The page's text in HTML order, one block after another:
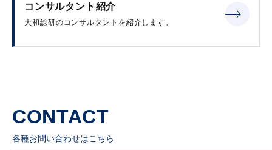
コンサルタント紹介
大和総研のコンサルタントを紹介します。
CONTACT
各種お問い合わせはこちら